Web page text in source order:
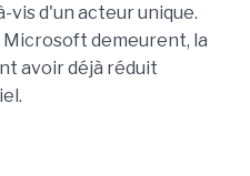
vis d'un acteur unique.
demeurent, la
avoir déjà réduit